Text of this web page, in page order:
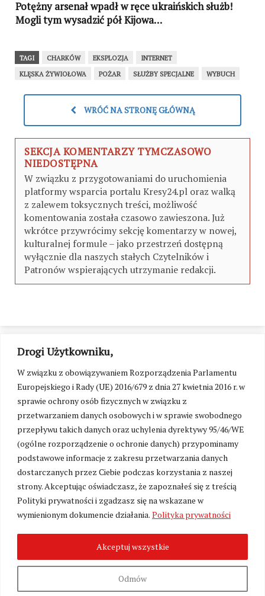
Drogi Użytkowniku,
W związku z obowiązywaniem Rozporządzenia Parlamentu
Europejskiego i Rady (UE) 2016/679 z dnia 27 kwietnia 2016 r. w
sprawie ochrony osób fizycznych w związku z
przetwarzaniem danych osobowych i w sprawie swobodnego
przepływu takich danych oraz uchylenia dyrektywy 95/46/WE
(ogólne rozporządzenie o ochronie danych) przypominamy
podstawowe informacje z zakresu przetwarzania danych
dostarczanych przez Ciebie podczas korzystania z naszej
strony. Akceptując oświadczasz, że zapoznałeś się z treścią
Polityki prywatności i zgadzasz się na wskazane w
wymienionym dokumencie działania. Polityka prywatności
Odmów
Akceptuj wszystkie
Potężny arsenał wpadł w ręce ukraińskich służb!
Mogli tym wysadzić pół Kijowa…
TAGI CHARKÓW EKSPLOZJA
INTERNET
KLĘSKA ŻYWIOŁOWA
POŻAR SŁUŻBY SPECJALNE WYBUCH
WRÓĆ NA STRONĘ GŁÓWNĄ
SEKCJA KOMENTARZY TYMCZASOWO
NIEDOSTĘPNA
W związku z przygotowaniami do uruchomienia
platformy wsparcia portalu Kresy24.pl oraz walką
z zalewem toksycznych treści, możliwość
komentowania została czasowo zawieszona. Już
wkrótce przywrócimy sekcję komentarzy w nowej,
kulturalnej formule – jako przestrzeń dostępną
wyłącznie dla naszych stałych Czytelników i
Patronów wspierających utrzymanie redakcji.
Zmień ustawienia cookies
2026. Wszelkie Prawa Zastrzeżone.
Polityka prywatności
Fundacja Wolność i Demokracja